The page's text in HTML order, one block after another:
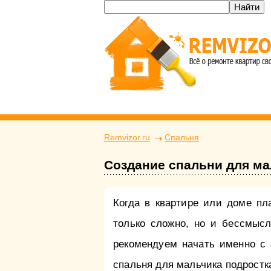
Remvizor.ru Спальня
Создание спальни для
Когда в квартире или доме
только сложно, но и
рекомендуем начать именно
спальня для мальчика